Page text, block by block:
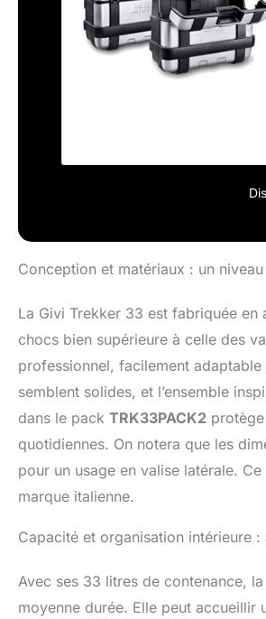
Conception et matériaux : un
La Givi Trekker 33 est fabriquée
chocs bien supérieure à celle des
professionnel, facilement
semblent solides, et l’ensemble
dans le pack TRK33PACK2
quotidiennes. On notera que les
pour un usage en valise latérale.
marque italienne.
Capacité et organisation intérieure
Avec ses 33 litres de contenance,
moyenne durée. Elle peut accueillir